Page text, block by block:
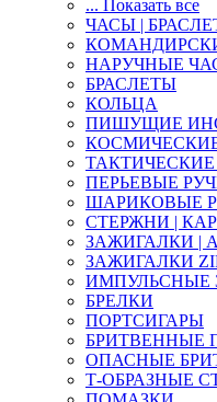
... Показать все
ЧАСЫ |
НАРУЧНЫЕ
БРАСЛЕТЫ
КОЛЬЦА
ПИШУЩИЕ
КОСМИЧЕСКИЕ
ТАКТИЧЕСКИЕ
ПЕРЬЕВЫЕ
ШАРИКОВЫЕ
СТЕРЖНИ |
ЗАЖИГАЛКИ |
ЗАЖИГАЛКИ
ИМПУЛЬСНЫЕ
БРЕЛКИ
ПОРТСИГАРЫ
БРИТВЕННЫЕ
ОПАСНЫЕ
Т-ОБРАЗНЫЕ